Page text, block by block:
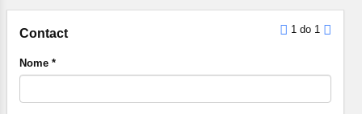
1 do 1
Contact
Nome *